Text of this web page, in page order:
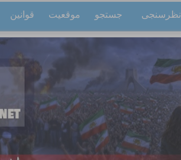
نظرسنجی جستجو موقعیت قوانین